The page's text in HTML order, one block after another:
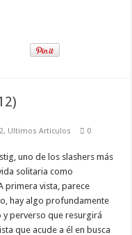
, Ultimos Articulos 0
uno de los slashers más
solitaria como
primera vista, parece
hay algo profundamente
perverso que resurgirá
que acude a él en busca